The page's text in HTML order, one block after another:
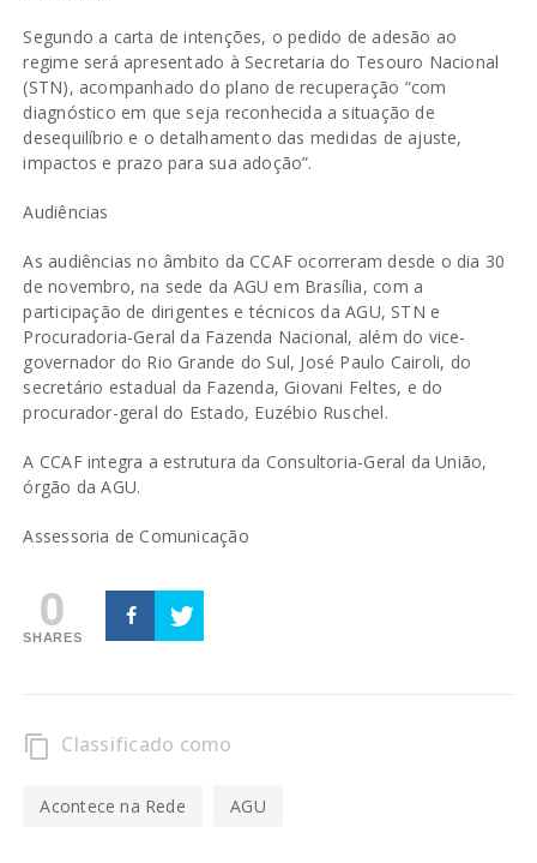
Segundo a carta de intenções, o pedido de adesão ao
regime será apresentado à Secretaria do Tesouro Nacional
(STN), acompanhado do plano de recuperação “com
diagnóstico em que seja reconhecida a situação de
desequilíbrio e o detalhamento das medidas de ajuste,
impactos e prazo para sua adoção”.
Audiências
As audiências no âmbito da CCAF ocorreram desde o dia 30
de novembro, na sede da AGU em Brasília, com a
participação de dirigentes e técnicos da AGU, STN e
Procuradoria-Geral da Fazenda Nacional, além do vice-
governador do Rio Grande do Sul, José Paulo Cairoli, do
secretário estadual da Fazenda, Giovani Feltes, e do
procurador-geral do Estado, Euzébio Ruschel.
A CCAF integra a estrutura da Consultoria-Geral da União,
órgão da AGU.
Assessoria de Comunicação
0
SHARES
content_copy Classificado como
Acontece na Rede AGU